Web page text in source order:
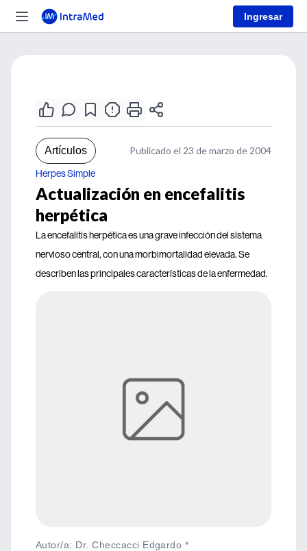
Ingresar
Artículos Publicado el 23 de marzo de 2004
Herpes Simple
Actualización en encefalitis
herpética
La encefalitis herpética es una grave infección del sistema
nervioso central, con una morbimortalidad elevada. Se
describen las principales características de la enfermedad.
Autor/a: Dr. Checcacci Edgardo *